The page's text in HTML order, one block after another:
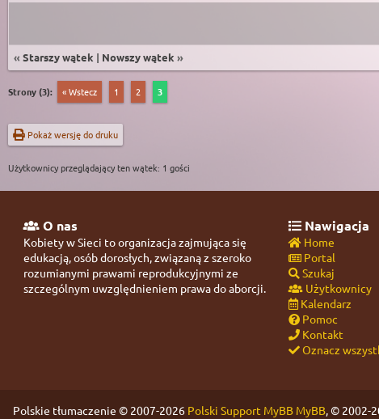
« Starszy wątek | Nowszy wątek »
Strony (3): « Wstecz 1 2 3
Pokaż wersję do druku
Użytkownicy przeglądający ten wątek: 1 gości
O nas
Kobiety w Sieci to organizacja zajmująca się
edukacją, osób dorosłych, związaną z szeroko
rozumianymi prawami reprodukcyjnymi ze
szczególnym uwzględnieniem prawa do aborcji.
Nawigacja
Home
Portal
Szukaj
Użytkownicy
Kalendarz
Pomoc
Kontakt
Oznacz
Polskie tłumaczenie © 2007-2026 Polski Support MyBB MyBB, © 2002-